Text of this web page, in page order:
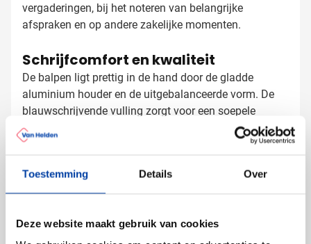
Toestemming Details Over
Deze website maakt gebruik van cookies
vergaderingen, bij het noteren van belangrijke
afspraken en op andere zakelijke momenten.
Schrijfcomfort en kwaliteit
De balpen ligt prettig in de hand door de gladde
aluminium houder en de uitgebalanceerde vorm. De
blauwschrijvende vulling zorgt voor een soepele
schrijfervaring, waardoor je moeiteloos notities maakt
of documenten ondertekent. De metalen clip is stevig
vastmaakt aan je agenda of opbergt in je binnenzak.
Door het gebruik van gerecycled aluminium krijgt dit
energieverbruik en watergebruik tijdens de productie.
Aluminium pennen bedrukken met
logo
Bij Van Helden Relatiegeschenken wordt je logo met
zorg op deze aluminium balpen aangebracht voor een